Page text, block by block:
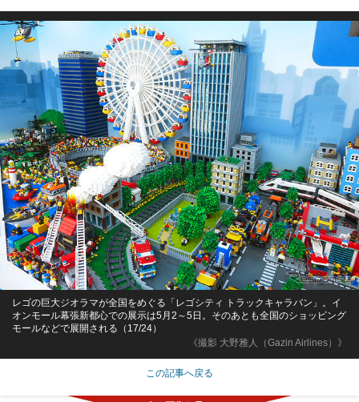
《撮影 大野雅人（Gazin Airlines）》
レゴの巨大ジオラマが全国をめぐる「レゴシティ トラックキャラバン」。イ
オンモール幕張新都心での展示は5月2～5日。そのあとも全国のショッピング
モールなどで展開される（17/24）
この記事へ戻る